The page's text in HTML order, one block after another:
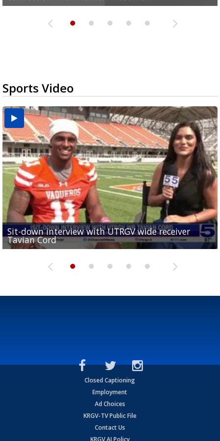
Sports Video
Sit-down interview with UTRGV wide receiver
Tavian Cord
Two-a-Day Tour 2026: Raymondville Bearkats
Two-a-Day Tour 2026: Port Isabel Tarpons
UTRGV football ranks fourth in SLC preseason poll
and receiving votes in...
Two-a-Day Tour 2026: Santa Rosa Warriors
Closed Captioning
Employment
Ad Choices
KRGV-TV Public File
Contact Us